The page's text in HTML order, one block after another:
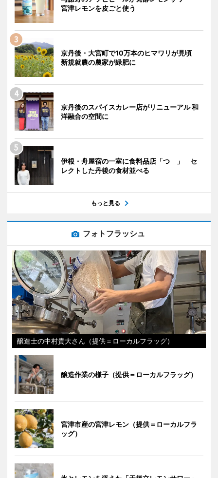
宮津レモンを皮ごと使う
京丹後・大宮町で10万本のヒマワリが見頃
新規就農の農家が緑肥に
京丹後のスパイスカレー店がリニューアル 和
洋融合の空間に
伊根・舟屋宿の一室に食料品店「つゝ」 セ
レクトした丹後の食材並べる
もっと見る
フォトフラッシュ
醸造士の中村貴大さん（提供＝ローカルフラッグ）
醸造作業の様子（提供＝ローカルフラッグ）
宮津市産の宮津レモン（提供＝ローカルフラ
ッグ）